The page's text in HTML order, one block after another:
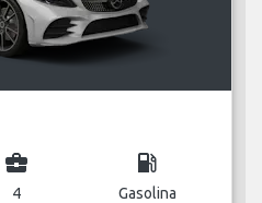
business_center
4
local_gas_station
Gasolina